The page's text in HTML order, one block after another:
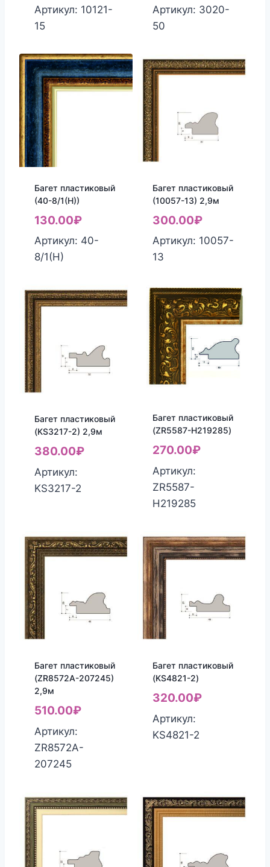
Артикул: 10121-
15
Артикул: 3020-
50
Багет пластиковый
(40-8/1(Н))
130.00₽
Артикул: 40-
8/1(Н)
Багет пластиковый
(10057-13) 2,9м
300.00₽
Артикул: 10057-
13
Багет пластиковый
(KS3217-2) 2,9м
380.00₽
Артикул:
KS3217-2
Багет пластиковый
(ZR5587-H219285)
270.00₽
Артикул:
ZR5587-
H219285
Багет пластиковый
(ZR8572A-207245)
2,9м
510.00₽
Артикул:
ZR8572A-
207245
Багет пластиковый
(KS4821-2)
320.00₽
Артикул:
KS4821-2